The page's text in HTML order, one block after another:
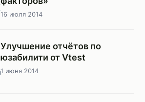
16 июля 2014
Улучшение отчётов по
юзабилити от Vtest
1 июня 2014